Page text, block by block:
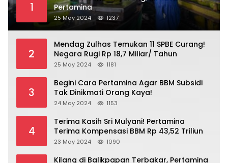
1
Pertamina
25 May 2024 1237
2
Mendag Zulhas Temukan 11 SPBE Curang!
Negara Rugi Rp 18,7 Miliar/ Tahun
25 May 2024 1181
3
Begini Cara Pertamina Agar BBM Subsidi
Tak Dinikmati Orang Kaya!
24 May 2024 1153
4
Terima Kasih Sri Mulyani! Pertamina
Terima Kompensasi BBM Rp 43,52 Triliun
23 May 2024 1090
Kilang di Balikpapan Terbakar, Pertamina